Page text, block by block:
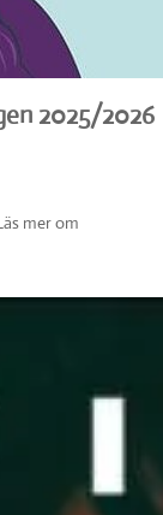
2025/2026
mer om